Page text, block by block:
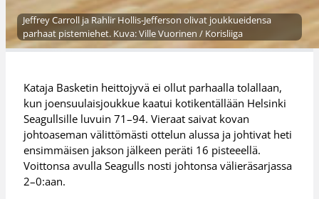
Jeffrey Carroll ja Rahlir Hollis-Jefferson olivat joukkueidensa
parhaat pistemiehet. Kuva: Ville Vuorinen / Korisliiga
Kataja Basketin heittojyvä ei ollut parhaalla tolallaan,
kun joensuulaisjoukkue kaatui kotikentällään Helsinki
Seagullsille luvuin 71–94. Vieraat saivat kovan
johtoaseman välittömästi ottelun alussa ja johtivat heti
ensimmäisen jakson jälkeen peräti 16 pisteeellä.
Voittonsa avulla Seagulls nosti johtonsa välieräsarjassa
2–0:aan.